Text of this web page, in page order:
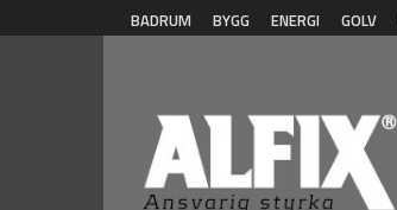
Hoppa till huvudinnehåll
BADRUM BYGG ENERGI GOLV